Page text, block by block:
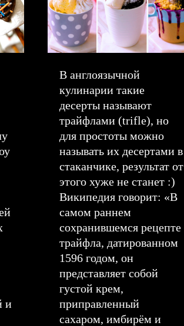
и
В англоязычной
кулинарии такие
десерты называют
трайфлами (trifle), но
для простоты можно
называть их десертами в
стаканчике, результат от
этого хуже не станет :)
Википедия говорит: «В
самом раннем
сохранившемся рецепте
трайфла, датированном
1596 годом, он
представляет собой
густой крем,
приправленный
сахаром, имбирём и